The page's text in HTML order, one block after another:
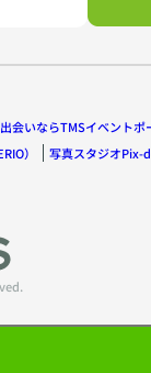
会いならTMSイベントポ
） 写真スタジオPix-